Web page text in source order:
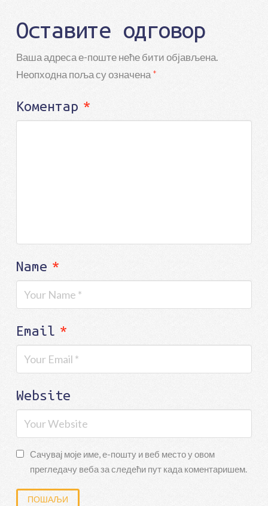
Оставите одговор
Ваша адреса е-поште неће бити објављена.
Неопходна поља су означена*
Коментар*
Name*
Email*
Website
Сачувај моје име, е-пошту и веб место у овом
прегледачу веба за следећи пут када коментаришем.